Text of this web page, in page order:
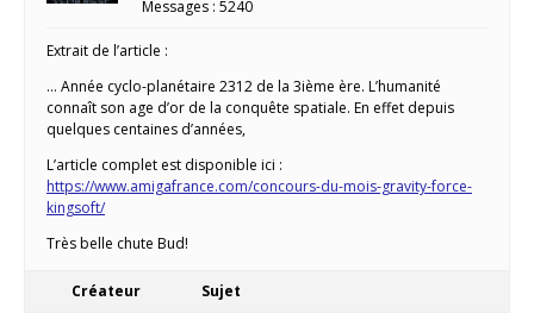
Messages : 5240
Extrait de l’article :
… Année cyclo-planétaire 2312 de la 3ième ère. L’humanité
connaît son age d’or de la conquête spatiale. En effet depuis
quelques centaines d’années,
L’article complet est disponible ici :
https://www.amigafrance.com/concours-du-mois-gravity-force-
kingsoft/
Très belle chute Bud!
Créateur Sujet